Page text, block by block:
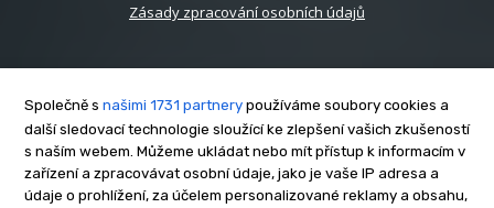
Zásady zpracování osobních údajů
O nás
Kontakt
Společně s našimi 1731 partnery používáme soubory cookies a
další sledovací technologie sloužící ke zlepšení vašich zkušeností
s naším webem. Můžeme ukládat nebo mít přístup k informacím v
zařízení a zpracovávat osobní údaje, jako je vaše IP adresa a
údaje o prohlížení, za účelem personalizované reklamy a obsahu,